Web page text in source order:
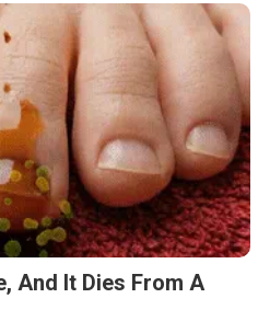
And It Dies From A